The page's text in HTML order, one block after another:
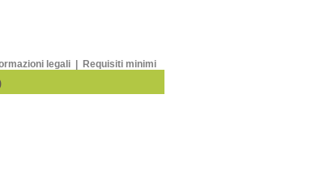
legali
Requisiti minimi